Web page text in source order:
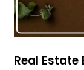
Real Estate